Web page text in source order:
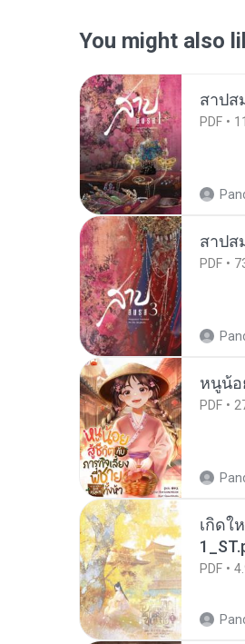
You might also
สาปส
PDF
สาปส
PDF
หนูน้อ
PDF
เกิดใ
PDF